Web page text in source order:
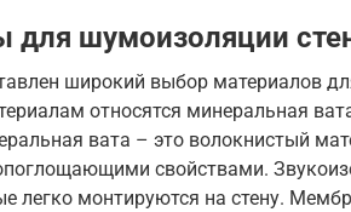
для шумоизоляции
широкий выбор материалов
относятся минеральная
вата – это волокнистый
свойствами.
легко монтируются на стену.